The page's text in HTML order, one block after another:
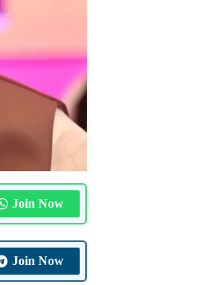
Join Now
Join Now